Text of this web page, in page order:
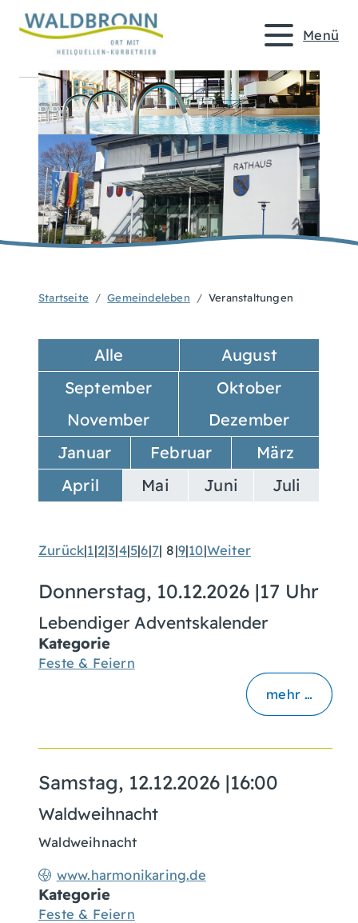
Menü
Startseite Gemeindeleben Veranstaltungen
Alle
August
September
Oktober
November
Dezember
Januar
Februar
März
April
Mai Juni Juli
Zurück|1|2|3|4|5|6|7| 8|9|10|Weiter
Donnerstag, 10.12.2026 |17 Uhr
Lebendiger Adventskalender
Kategorie
Feste & Feiern
mehr …
Samstag, 12.12.2026 |16:00
Waldweihnacht
www.harmonikaring.de
Waldweihnacht
Kategorie
Feste & Feiern